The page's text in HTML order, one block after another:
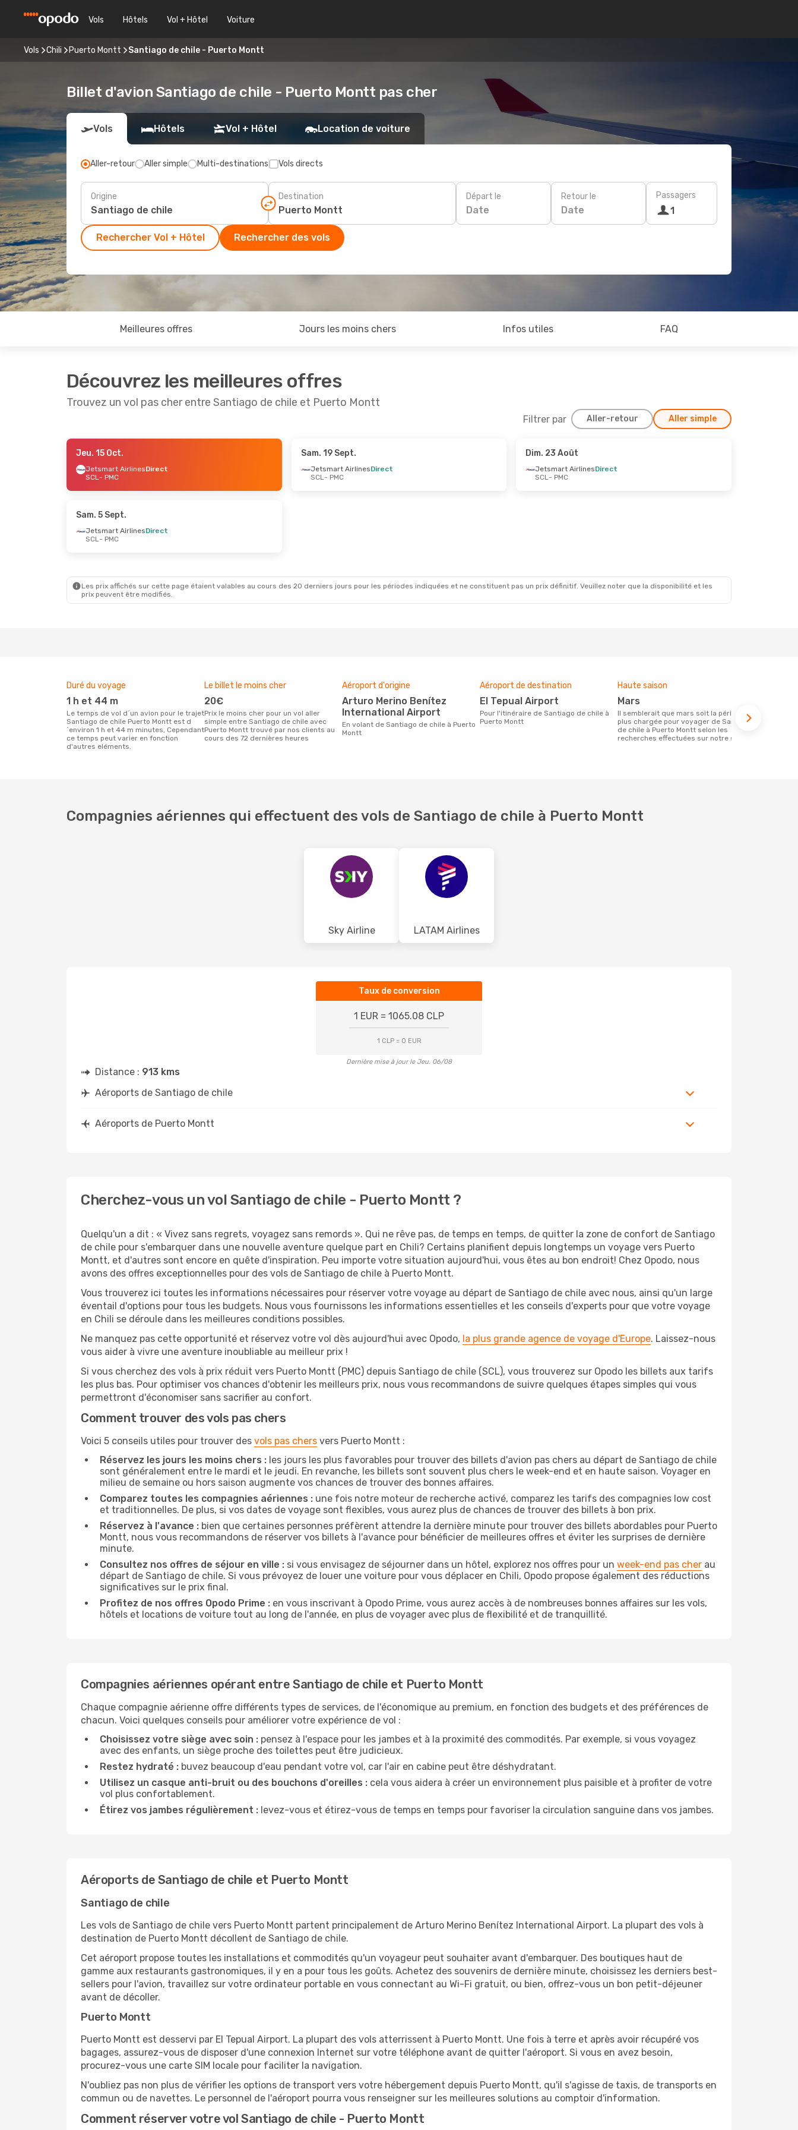
Vols Hôtels Vol + Hôtel Voiture
Vols Chili Puerto Montt Santiago de chile - Puerto Montt
Billet d'avion Santiago de chile - Puerto Montt pas cher
Vols Hôtels Vol + Hôtel Location de voiture
Aller-retour Aller simple Multi-destinations Vols directs
Origine Destination Départ le
Date
Retour le
Date
Passagers
1
Rechercher Vol + Hôtel Rechercher des vols
Meilleures offres Jours les moins chers Infos utiles FAQ
Découvrez les meilleures offres
Trouvez un vol pas cher entre Santiago de chile et Puerto Montt
Filtrer par Aller-retour Aller simple
- Lun. 7 Sept.
Direct
Direct
- Sam. 19 Sept.
Jeu. 15 Oct.
Jetsmart AirlinesDirect
SCL- PMC
Sam. 19 Sept.
Jetsmart AirlinesDirect
SCL- PMC
Dim. 23 Août
Jetsmart AirlinesDirect
SCL- PMC
Sam. 5 Sept.
Jetsmart AirlinesDirect
SCL- PMC
Les prix affichés sur cette page étaient valables au cours des 20 derniers jours pour les périodes indiquées et ne constituent pas un prix définitif. Veuillez noter que la disponibilité et les
prix peuvent être modifiés.
Duré du voyage
1 h et 44 m
Le temps de vol d´un avion pour le trajet
Santiago de chile Puerto Montt est d
´environ 1 h et 44 m minutes, Cependant
ce temps peut varier en fonction
d'autres eléments.
Le billet le moins cher
20€
Prix le moins cher pour un vol aller
simple entre Santiago de chile avec
Puerto Montt trouvé par nos clients au
cours des 72 dernières heures
Aéroport d'origine
Arturo Merino Benítez
International Airport
En volant de Santiago de chile à Puerto
Montt
Aéroport de destination
El Tepual Airport
Pour l'itinéraire de Santiago de chile à
Puerto Montt
Haute saison
mars
Il semblerait que mars soit la période la
plus chargée pour voyager de Santiago
de chile à Puerto Montt selon les
recherches effectuées sur notre site.
Compagnies aériennes qui effectuent des vols de Santiago de chile à Puerto Montt
Sky Airline LATAM Airlines
Taux de conversion
1 EUR = 1065.08 CLP
1 CLP = 0 EUR
Dernière mise à jour le Jeu. 06/08
Distance : 913 kms
Aéroports de Santiago de chile
Aéroports de Puerto Montt
Cherchez-vous un vol Santiago de chile - Puerto Montt ?
Quelqu'un a dit : « Vivez sans regrets, voyagez sans remords ». Qui ne rêve pas, de temps en temps, de quitter la zone de confort de Santiago
de chile pour s'embarquer dans une nouvelle aventure quelque part en Chili? Certains planifient depuis longtemps un voyage vers Puerto
Montt, et d'autres sont encore en quête d'inspiration. Peu importe votre situation aujourd'hui, vous êtes au bon endroit! Chez Opodo, nous
avons des offres exceptionnelles pour des vols de Santiago de chile à Puerto Montt.
Vous trouverez ici toutes les informations nécessaires pour réserver votre voyage au départ de Santiago de chile avec nous, ainsi qu'un large
éventail d'options pour tous les budgets. Nous vous fournissons les informations essentielles et les conseils d'experts pour que votre voyage
en Chili se déroule dans les meilleures conditions possibles.
Ne manquez pas cette opportunité et réservez votre vol dès aujourd'hui avec Opodo, la plus grande agence de voyage d'Europe. Laissez-nous
vous aider à vivre une aventure inoubliable au meilleur prix !
Si vous cherchez des vols à prix réduit vers Puerto Montt (PMC) depuis Santiago de chile (SCL), vous trouverez sur Opodo les billets aux tarifs
les plus bas. Pour optimiser vos chances d'obtenir les meilleurs prix, nous vous recommandons de suivre quelques étapes simples qui vous
permettront d'économiser sans sacrifier au confort.
Comment trouver des vols pas chers
Voici 5 conseils utiles pour trouver des vols pas chers vers Puerto Montt :
Réservez les jours les moins chers : les jours les plus favorables pour trouver des billets d'avion pas chers au départ de Santiago de chile
sont généralement entre le mardi et le jeudi. En revanche, les billets sont souvent plus chers le week-end et en haute saison. Voyager en
milieu de semaine ou hors saison augmente vos chances de trouver des bonnes affaires.
Comparez toutes les compagnies aériennes : une fois notre moteur de recherche activé, comparez les tarifs des compagnies low cost
et traditionnelles. De plus, si vos dates de voyage sont flexibles, vous aurez plus de chances de trouver des billets à bon prix.
Réservez à l'avance : bien que certaines personnes préfèrent attendre la dernière minute pour trouver des billets abordables pour Puerto
Montt, nous vous recommandons de réserver vos billets à l'avance pour bénéficier de meilleures offres et éviter les surprises de dernière
minute.
Consultez nos offres de séjour en ville : si vous envisagez de séjourner dans un hôtel, explorez nos offres pour un week-end pas cher au
départ de Santiago de chile. Si vous prévoyez de louer une voiture pour vous déplacer en Chili, Opodo propose également des réductions
significatives sur le prix final.
Profitez de nos offres Opodo Prime : en vous inscrivant à Opodo Prime, vous aurez accès à de nombreuses bonnes affaires sur les vols,
hôtels et locations de voiture tout au long de l'année, en plus de voyager avec plus de flexibilité et de tranquillité.
Compagnies aériennes opérant entre Santiago de chile et Puerto Montt
Chaque compagnie aérienne offre différents types de services, de l'économique au premium, en fonction des budgets et des préférences de
chacun. Voici quelques conseils pour améliorer votre expérience de vol :
Choisissez votre siège avec soin : pensez à l'espace pour les jambes et à la proximité des commodités. Par exemple, si vous voyagez
avec des enfants, un siège proche des toilettes peut être judicieux.
Restez hydraté : buvez beaucoup d'eau pendant votre vol, car l'air en cabine peut être déshydratant.
Utilisez un casque anti-bruit ou des bouchons d'oreilles : cela vous aidera à créer un environnement plus paisible et à profiter de votre
vol plus confortablement.
Étirez vos jambes régulièrement : levez-vous et étirez-vous de temps en temps pour favoriser la circulation sanguine dans vos jambes.
Aéroports de Santiago de chile et Puerto Montt
Santiago de chile
Les vols de Santiago de chile vers Puerto Montt partent principalement de Arturo Merino Benítez International Airport. La plupart des vols à
destination de Puerto Montt décollent de Santiago de chile.
Cet aéroport propose toutes les installations et commodités qu'un voyageur peut souhaiter avant d'embarquer. Des boutiques haut de
gamme aux restaurants gastronomiques, il y en a pour tous les goûts. Achetez des souvenirs de dernière minute, choisissez les derniers best-
sellers pour l'avion, travaillez sur votre ordinateur portable en vous connectant au Wi-Fi gratuit, ou bien, offrez-vous un bon petit-déjeuner
avant de décoller.
Puerto Montt
Puerto Montt est desservi par El Tepual Airport. La plupart des vols atterrissent à Puerto Montt. Une fois à terre et après avoir récupéré vos
bagages, assurez-vous de disposer d'une connexion Internet sur votre téléphone avant de quitter l'aéroport. Si vous en avez besoin,
procurez-vous une carte SIM locale pour faciliter la navigation.
N'oubliez pas non plus de vérifier les options de transport vers votre hébergement depuis Puerto Montt, qu'il s'agisse de taxis, de transports en
commun ou de navettes. Le personnel de l'aéroport pourra vous renseigner sur les meilleures solutions au comptoir d'information.
Comment réserver votre vol Santiago de chile - Puerto Montt